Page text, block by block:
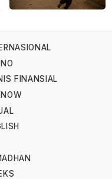
FINANSIAL